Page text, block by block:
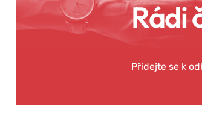
Rádi
Přidejte se k